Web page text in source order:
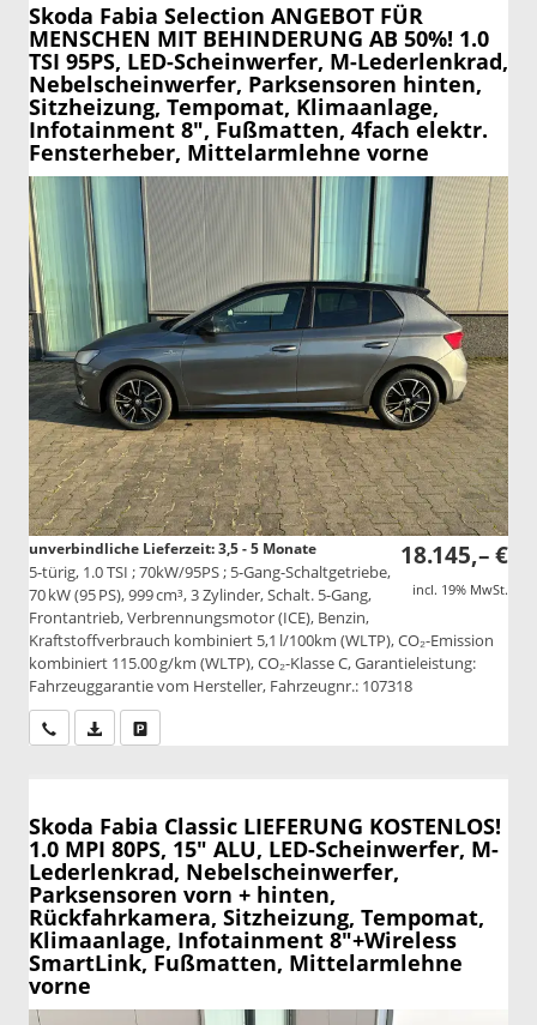
Skoda Fabia Selection ANGEBOT FÜR
MENSCHEN MIT BEHINDERUNG AB 50%! 1.0
TSI 95PS, LED-Scheinwerfer, M-Lederlenkrad,
Nebelscheinwerfer, Parksensoren hinten,
Sitzheizung, Tempomat, Klimaanlage,
Infotainment 8", Fußmatten, 4fach elektr.
Fensterheber, Mittelarmlehne vorne
18.145,– €
incl. 19% MwSt.
unverbindliche Lieferzeit: 3,5 - 5 Monate
5-türig, 1.0 TSI ; 70kW/95PS ; 5-Gang-Schaltgetriebe,
70 kW (95 PS), 999 cm³, 3 Zylinder, Schalt. 5-Gang,
Frontantrieb, Verbrennungsmotor (ICE), Benzin,
Kraftstoffverbrauch kombiniert 5,1 l/100km (WLTP), CO₂-Emission
kombiniert 115.00 g/km (WLTP), CO₂-Klasse C, Garantieleistung:
Fahrzeuggarantie vom Hersteller, Fahrzeugnr.: 107318
Wir rufen Sie anPDF-Datei, Fahrzeugexposé drucken
Skoda Fabia Classic LIEFERUNG KOSTENLOS!
1.0 MPI 80PS, 15" ALU, LED-Scheinwerfer, M-
Lederlenkrad, Nebelscheinwerfer,
Parksensoren vorn + hinten,
Rückfahrkamera, Sitzheizung, Tempomat,
Klimaanlage, Infotainment 8"+Wireless
SmartLink, Fußmatten, Mittelarmlehne
vorne